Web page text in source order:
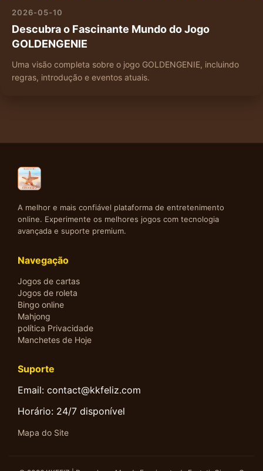
2026-05-10
Descubra o Fascinante Mundo do Jogo
GOLDENGENIE
Uma visão completa sobre o jogo GOLDENGENIE, incluindo
regras, introdução e eventos atuais.
A melhor e mais confiável plataforma de entretenimento
online. Experimente os melhores jogos com tecnologia
avançada e suporte premium.
Navegação
Jogos de cartas
Jogos de roleta
Bingo online
Mahjong
política Privacidade
Manchetes de Hoje
Suporte
Email: contact@kkfeliz.com
Horário: 24/7 disponível
Mapa do Site